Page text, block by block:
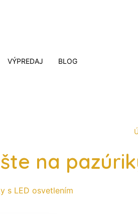
VÝPREDAJ BLOG
na